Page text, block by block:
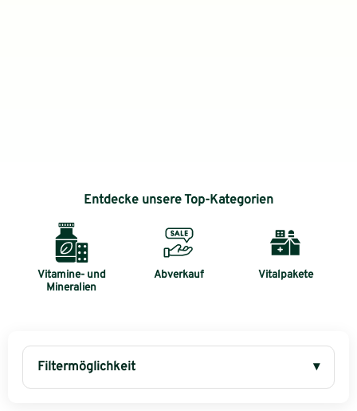
Entdecke unsere Top-Kategorien
Vitamine- und
Mineralien
Abverkauf Vitalpakete
Filtermöglichkeit